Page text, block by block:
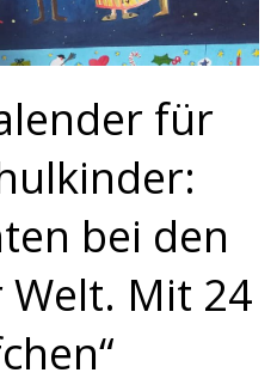
für
bei den
Mit 24